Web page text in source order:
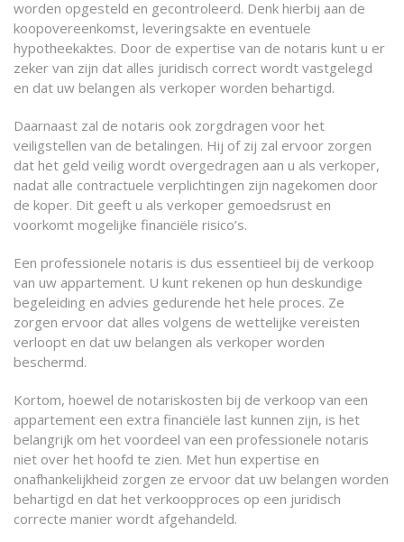
worden opgesteld en gecontroleerd. Denk hierbij aan de
koopovereenkomst, leveringsakte en eventuele
hypotheekaktes. Door de expertise van de notaris kunt u er
zeker van zijn dat alles juridisch correct wordt vastgelegd
en dat uw belangen als verkoper worden behartigd.
Daarnaast zal de notaris ook zorgdragen voor het
veiligstellen van de betalingen. Hij of zij zal ervoor zorgen
dat het geld veilig wordt overgedragen aan u als verkoper,
nadat alle contractuele verplichtingen zijn nagekomen door
de koper. Dit geeft u als verkoper gemoedsrust en
voorkomt mogelijke financiële risico’s.
Een professionele notaris is dus essentieel bij de verkoop
van uw appartement. U kunt rekenen op hun deskundige
begeleiding en advies gedurende het hele proces. Ze
zorgen ervoor dat alles volgens de wettelijke vereisten
verloopt en dat uw belangen als verkoper worden
beschermd.
Kortom, hoewel de notariskosten bij de verkoop van een
appartement een extra financiële last kunnen zijn, is het
belangrijk om het voordeel van een professionele notaris
niet over het hoofd te zien. Met hun expertise en
onafhankelijkheid zorgen ze ervoor dat uw belangen worden
behartigd en dat het verkoopproces op een juridisch
correcte manier wordt afgehandeld.